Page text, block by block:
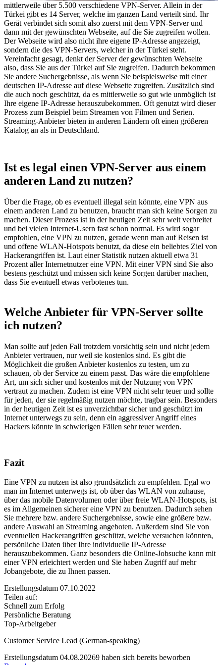
mittlerweile über 5.500 verschiedene VPN-Server. Allein in der
Türkei gibt es 14 Server, welche im ganzen Land verteilt sind. Ihr
Gerät verbindet sich somit also zuerst mit dem VPN-Server und
dann mit der gewünschten Webseite, auf die Sie zugreifen wollen.
Der Webseite wird also nicht ihre eigene IP-Adresse angezeigt,
sondern die des VPN-Servers, welcher in der Türkei steht.
Vereinfacht gesagt, denkt der Server der gewünschten Webseite
also, dass Sie aus der Türkei auf Sie zugreifen. Dadurch bekommen
Sie andere Suchergebnisse, als wenn Sie beispielsweise mit einer
deutschen IP-Adresse auf diese Webseite zugreifen. Zusätzlich sind
die auch noch geschützt, da es mittlerweile so gut wie unmöglich ist
Ihre eigene IP-Adresse herauszubekommen. Oft genutzt wird dieser
Prozess zum Beispiel beim Streamen von Filmen und Serien.
Streaming-Anbieter bieten in anderen Ländern oft einen größeren
Katalog an als in Deutschland.
Ist es legal einen VPN-Server aus einem
anderen Land zu nutzen?
Über die Frage, ob es eventuell illegal sein könnte, eine VPN aus
einem anderen Land zu benutzen, braucht man sich keine Sorgen zu
machen. Dieser Prozess ist in der heutigen Zeit sehr weit verbreitet
und bei vielen Internet-Usern fast schon normal. Es wird sogar
empfohlen, eine VPN zu nutzen, gerade wenn man auf Reisen ist
und offene WLAN-Hotspots benutzt, da diese ein beliebtes Ziel von
Hackerangriffen ist. Laut einer Statistik nutzen aktuell etwa 31
Prozent aller Internetnutzer eine VPN. Mit einer VPN sind Sie also
bestens geschützt und müssen sich keine Sorgen darüber machen,
dass Sie eventuell etwas verbotenes tun.
Welche Anbieter für VPN-Server sollte
ich nutzen?
Man sollte auf jeden Fall trotzdem vorsichtig sein und nicht jedem
Anbieter vertrauen, nur weil sie kostenlos sind. Es gibt die
Möglichkeit die großen Anbieter kostenlos zu testen, um zu
schauen, ob der Service zu einem passt. Das wäre die empfohlene
Art, um sich sicher und kostenlos mit der Nutzung von VPN
vertraut zu machen. Zudem ist eine VPN nicht sehr teuer und sollte
für jeden, der sie regelmäßig nutzen möchte, tragbar sein. Besonders
in der heutigen Zeit ist es unverzichtbar sicher und geschützt im
Internet unterwegs zu sein, denn ein aggressiver Angriff eines
Hackers könnte in schwierigen Fällen sehr teuer werden.
Fazit
Eine VPN zu nutzen ist also grundsätzlich zu empfehlen. Egal wo
man im Internet unterwegs ist, ob über das WLAN von zuhause,
über das mobile Datenvolumen oder über freie WLAN-Hotspots, ist
es im Allgemeinen sicherer eine VPN zu benutzen. Dadurch sehen
Sie mehrere bzw. andere Suchergebnisse, sowie eine größere bzw.
andere Auswahl an Streaming angeboten. Außerdem sind Sie von
eventuellen Hackerangriffen geschützt, welche versuchen könnten,
persönliche Daten über Ihre individuelle IP-Adresse
herauszubekommen. Ganz besonders die Online-Jobsuche kann mit
einer VPN erleichtert werden und Sie haben Zugriff auf mehr
Jobangebote, die zu Ihnen passen.
Erstellungsdatum 07.10.2022
Teilen auf:
Schnell zum Erfolg
Persönliche Beratung
Top-Arbeitgeber
Customer Service Lead (German-speaking)
Erstellungsdatum 04.08.20269 haben sich bereits beworben